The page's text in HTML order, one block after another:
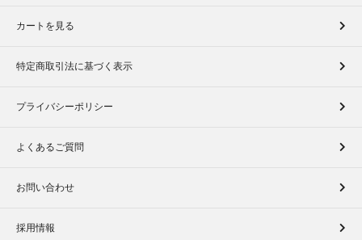
カートを見る
特定商取引法に基づく表示
プライバシーポリシー
よくあるご質問
お問い合わせ
採用情報